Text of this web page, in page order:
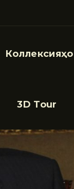
Коллексияҳо
3D Tour